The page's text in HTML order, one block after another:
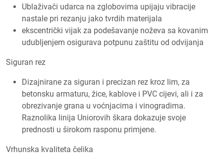
Ublaživači udarca na zglobovima upijaju vibracije
nastale pri rezanju jako tvrdih materijala
ekscentrički vijak za podešavanje noževa sa kovanim
udubljenjem osigurava potpunu zaštitu od odvijanja
Siguran rez
Dizajnirane za siguran i precizan rez kroz lim, za
betonsku armaturu, žice, kablove i PVC cijevi, ali i za
obrezivanje grana u voćnjacima i vinogradima.
Raznolika linija Uniorovih škara dokazuje svoje
prednosti u širokom rasponu primjene.
Vrhunska kvaliteta čelika